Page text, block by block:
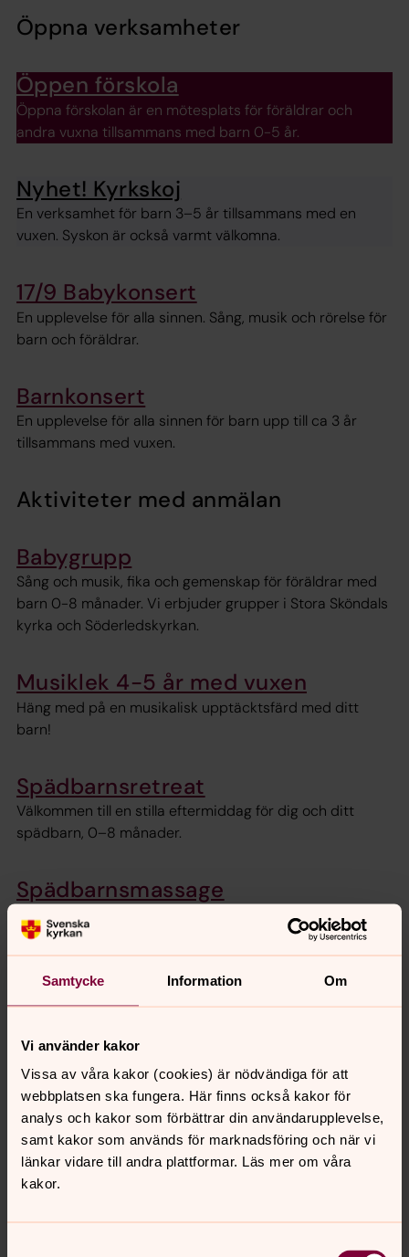
Samtycke Information Om
Vi använder kakor
Vissa av våra kakor (cookies) är nödvändiga för att
webbplatsen ska fungera. Här finns också kakor för
analys och kakor som förbättrar din användarupplevelse,
samt kakor som används för marknadsföring och när vi
länkar vidare till andra plattformar. Läs mer om våra
kakor.
Öppna verksamheter
Öppen förskola
Öppna förskolan är en mötesplats för föräldrar och
andra vuxna tillsammans med barn 0-5 år.
Nyhet! Kyrkskoj
En verksamhet för barn 3–5 år tillsammans med en
vuxen. Syskon är också varmt välkomna.
17/9 Babykonsert
En upplevelse för alla sinnen. Sång, musik och rörelse för
barn och föräldrar.
Barnkonsert
En upplevelse för alla sinnen för barn upp till ca 3 år
tillsammans med vuxen.
Aktiviteter med anmälan
Babygrupp
Sång och musik, fika och gemenskap för föräldrar med
barn 0-8 månader. Vi erbjuder grupper i Stora Sköndals
kyrka och Söderledskyrkan.
Musiklek 4-5 år med vuxen
Häng med på en musikalisk upptäcktsfärd med ditt
barn!
Spädbarnsretreat
Välkommen till en stilla eftermiddag för dig och ditt
spädbarn, 0–8 månader.
Spädbarnsmassage
Spädbarnsmassage är en möjlighet för dig som förälder
att utveckla och fördjupa samspelet med ditt barn som
är 0-6 månader.
Yoga med bebis
Yoga med bebis ger dig möjlighet att yoga i sällskap
Lek och Skapa
Lek och skapande för barn 7-12 år. Släpp loss leken,
idéerna och kreativiteten som skapar glädje!
Barnkörer
Vi har ett flertal barnkörer för barn i alla åldrar! Här